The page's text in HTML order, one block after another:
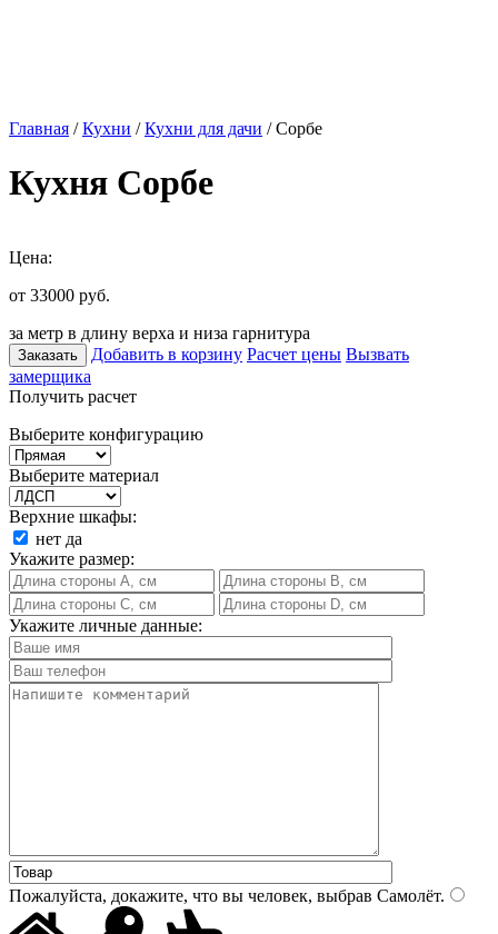
Главная /Кухни /Кухни для дачи / Сорбе
Кухня Сорбе
Цена:
от 33000 руб.
за метр в длину верха и низа гарнитура
Заказать Добавить в корзину Расчет цены Вызвать
замерщика
Получить расчет
Выберите конфигурацию
Выберите материал
Верхние шкафы:
нет да
Укажите размер:
Укажите личные данные:
Пожалуйста, докажите, что вы человек, выбрав Самолёт.